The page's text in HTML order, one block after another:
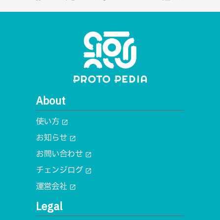
About
使い方 open_in_new
お知らせ open_in_new
お問い合わせ open_in_new
チェンジログ open_in_new
運営会社 open_in_new
Legal